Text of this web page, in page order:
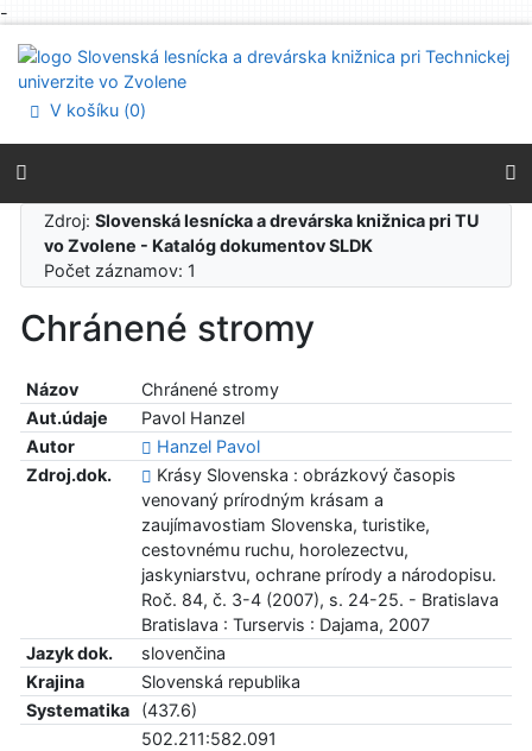
-
Prejsť na menu
Prehlásenie o webovej prístupnosti
V košíku (0)
Zdroj:Slovenská lesnícka a drevárska knižnica pri TU
vo Zvolene - Katalóg dokumentov SLDK
Počet záznamov: 1
Chránené stromy
Názov
Chránené stromy
Aut.údaje
Pavol Hanzel
Autor
Hanzel Pavol
Zdroj.dok.
Krásy Slovenska : obrázkový časopis
venovaný prírodným krásam a
zaujímavostiam Slovenska, turistike,
cestovnému ruchu, horolezectvu,
jaskyniarstvu, ochrane prírody a národopisu.
Roč. 84, č. 3-4 (2007), s. 24-25. - Bratislava
Bratislava : Turservis : Dajama, 2007
Jazyk dok.
slovenčina
Krajina
Slovenská republika
Systematika
(437.6)
502.211:582.091